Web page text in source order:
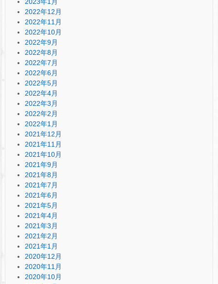
2022年12月
2022年11月
2022年10月
2022年9月
2022年8月
2022年7月
2022年6月
2022年5月
2022年4月
2022年3月
2022年2月
2022年1月
2021年12月
2021年11月
2021年10月
2021年9月
2021年8月
2021年7月
2021年6月
2021年5月
2021年4月
2021年3月
2021年2月
2021年1月
2020年12月
2020年11月
2020年10月